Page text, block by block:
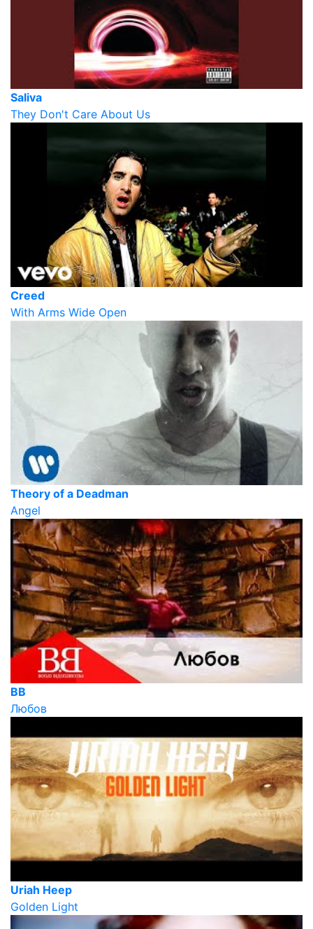
Saliva
They Don't Care About Us
Creed
With Arms Wide Open
Theory of a Deadman
Angel
ВВ
Любов
Uriah Heep
Golden Light